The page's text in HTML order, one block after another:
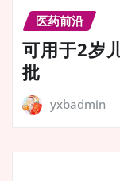
医药前沿
可用于2岁
批
yxbadmin